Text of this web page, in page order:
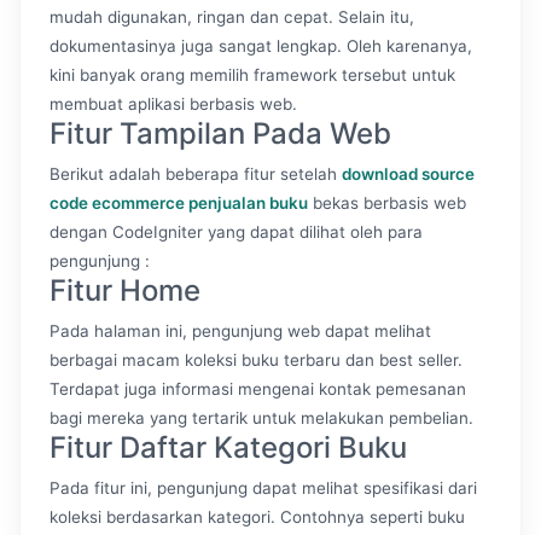
mudah digunakan, ringan dan cepat. Selain itu,
dokumentasinya juga sangat lengkap. Oleh karenanya,
kini banyak orang memilih framework tersebut untuk
membuat aplikasi berbasis web.
Fitur Tampilan Pada Web
Berikut adalah beberapa fitur setelah download source
code ecommerce penjualan buku bekas berbasis web
dengan CodeIgniter yang dapat dilihat oleh para
pengunjung :
Fitur Home
Pada halaman ini, pengunjung web dapat melihat
berbagai macam koleksi buku terbaru dan best seller.
Terdapat juga informasi mengenai kontak pemesanan
bagi mereka yang tertarik untuk melakukan pembelian.
Fitur Daftar Kategori Buku
Pada fitur ini, pengunjung dapat melihat spesifikasi dari
koleksi berdasarkan kategori. Contohnya seperti buku